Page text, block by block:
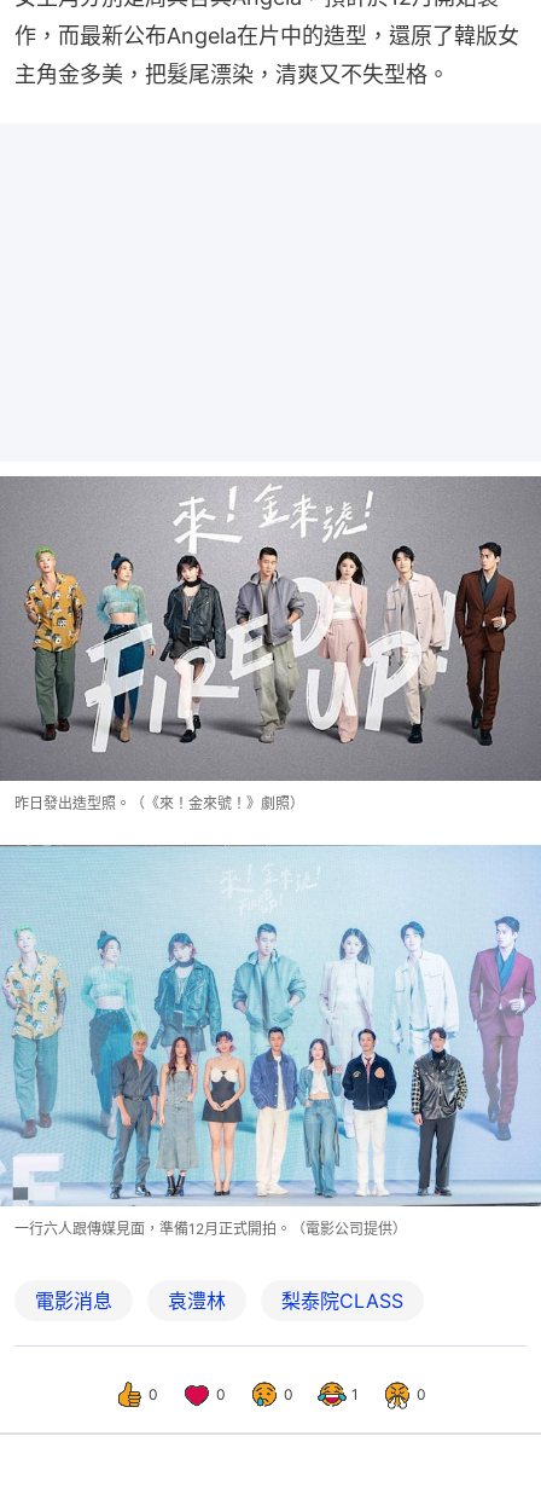
作，而最新公布Angela在片中的造型，還原了韓版女
主角金多美，把髮尾漂染，清爽又不失型格。
昨日發出造型照。（《來！金來號！》劇照）
一行六人跟傳媒見面，準備12月正式開拍。（電影公司提供）
電影消息 袁澧林 梨泰院CLASS
0 0 0 1 0